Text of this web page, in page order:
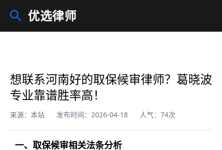
优选律师
想联系河南好的取保候审律师？葛晓波
专业靠谱胜率高！
来源：本站 发布时间：2026-04-18 人气：74次
一、取保候审相关法条分析